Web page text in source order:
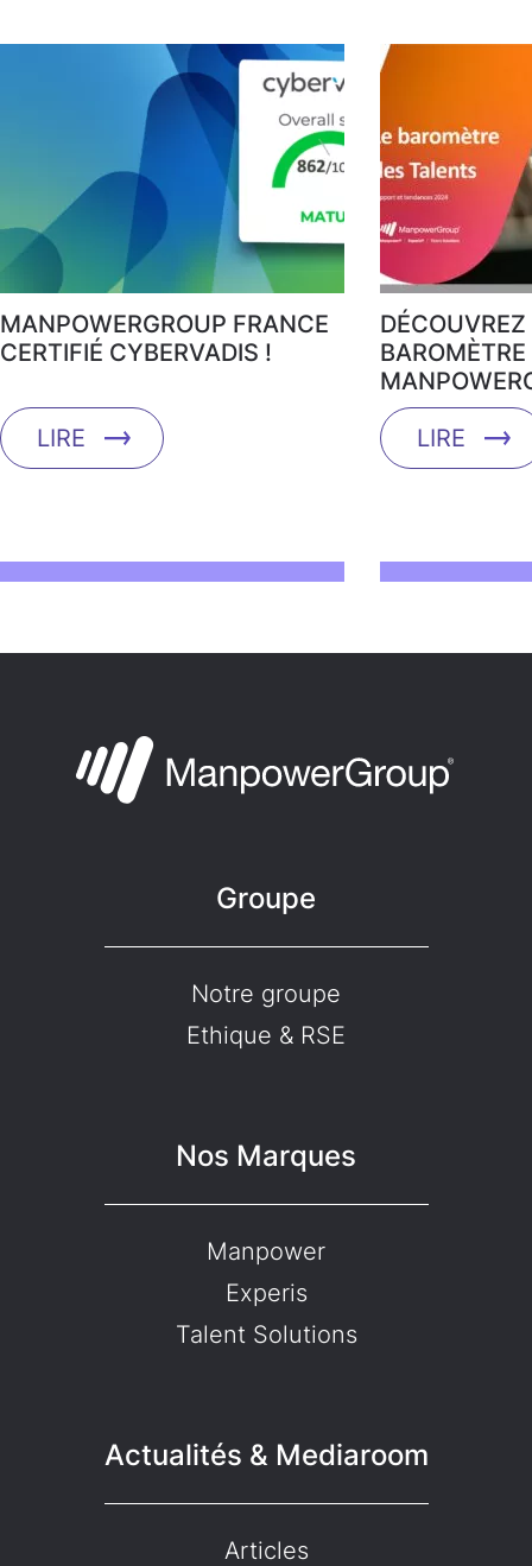
MANPOWERGROUP FRANCE
CERTIFIÉ CYBERVADIS !
LIRE
DÉCOUVREZ
LIRE
Groupe
Notre groupe
Ethique & RSE
Nos Marques
Manpower
Experis
Talent Solutions
Actualités & Mediaroom
Articles